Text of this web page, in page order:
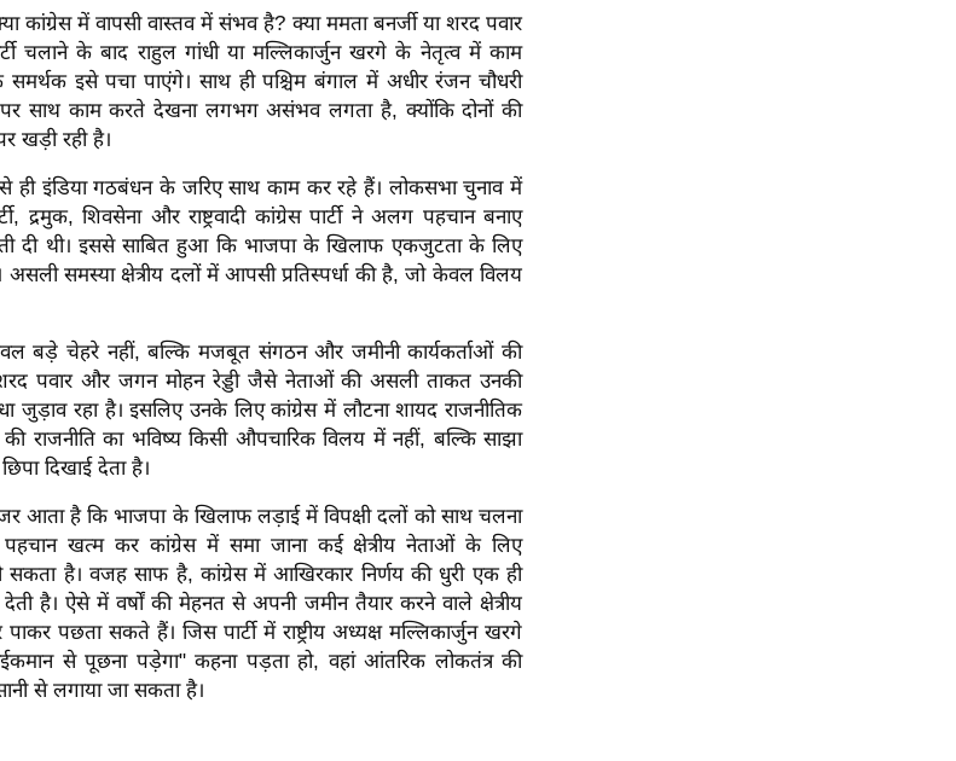
कांग्रेस में वापसी वास्तव में संभव है? क्या ममता बनर्जी या शरद पवार
चलाने के बाद राहुल गांधी या मल्लिकार्जुन खरगे के नेतृत्व में काम
इसे पचा पाएंगे। साथ ही पश्चिम बंगाल में अधीर रंजन चौधरी
साथ काम करते देखना लगभग असंभव लगता है, क्योंकि दोनों की
खड़ी रही है।
ही इंडिया गठबंधन के जरिए साथ काम कर रहे हैं। लोकसभा चुनाव में
द्रमुक, शिवसेना और राष्ट्रवादी कांग्रेस पार्टी ने अलग पहचान बनाए
दी थी। इससे साबित हुआ कि भाजपा के खिलाफ एकजुटता के लिए
समस्या क्षेत्रीय दलों में आपसी प्रतिस्पर्धा की है, जो केवल विलय
बड़े चेहरे नहीं, बल्कि मजबूत संगठन और जमीनी कार्यकर्ताओं की
पवार और जगन मोहन रेड्डी जैसे नेताओं की असली ताकत उनकी
जुड़ाव रहा है। इसलिए उनके लिए कांग्रेस में लौटना शायद राजनीतिक
राजनीति का भविष्य किसी औपचारिक विलय में नहीं, बल्कि साझा
दिखाई देता है।
आता है कि भाजपा के खिलाफ लड़ाई में विपक्षी दलों को साथ चलना
खत्म कर कांग्रेस में समा जाना कई क्षेत्रीय नेताओं के लिए
सकता है। वजह साफ है, कांग्रेस में आखिरकार निर्णय की धुरी एक ही
देती है। ऐसे में वर्षों की मेहनत से अपनी जमीन तैयार करने वाले क्षेत्रीय
पछता सकते हैं। जिस पार्टी में राष्ट्रीय अध्यक्ष मल्लिकार्जुन खरगे
से पूछना पड़ेगा" कहना पड़ता हो, वहां आंतरिक लोकतंत्र की
से लगाया जा सकता है।